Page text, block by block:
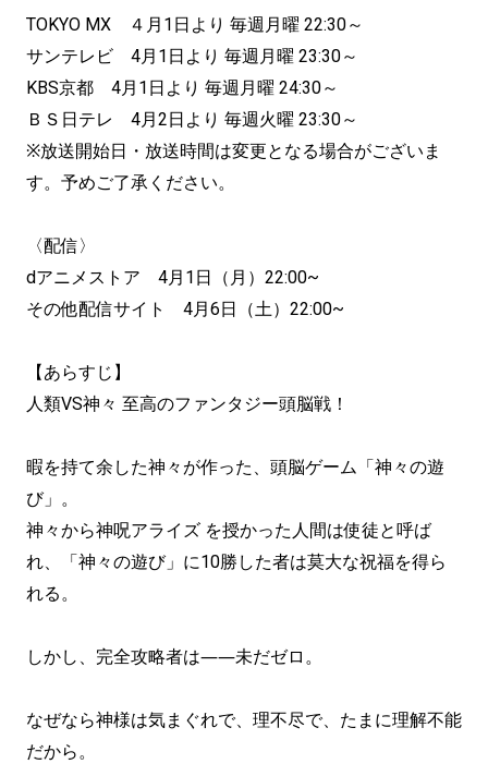
TOKYO MX ４月1日より 毎週月曜 22:30～
サンテレビ 4月1日より 毎週月曜 23:30～
KBS京都 4月1日より 毎週月曜 24:30～
ＢＳ日テレ 4月2日より 毎週火曜 23:30～
※放送開始日・放送時間は変更となる場合がございま
す。予めご了承ください。
〈配信〉
dアニメストア 4月1日（月）22:00~
その他配信サイト 4月6日（土）22:00~
【あらすじ】
人類VS神々 至高のファンタジー頭脳戦！
暇を持て余した神々が作った、頭脳ゲーム「神々の遊
び」。
神々から神呪アライズ を授かった人間は使徒と呼ば
れ、「神々の遊び」に10勝した者は莫大な祝福を得ら
れる。
しかし、完全攻略者は――未だゼロ。
なぜなら神様は気まぐれで、理不尽で、たまに理解不能
だから。